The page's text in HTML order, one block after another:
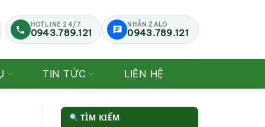
HOTLINE 24/7
0943.789.121
NHẮN ZALO
0943.789.121
TIN TỨC LIÊN HỆ
TÌM KIẾM